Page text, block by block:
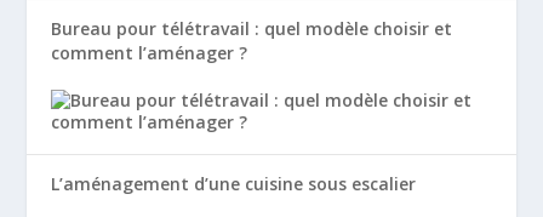
Bureau pour télétravail : quel modèle choisir et
comment l’aménager ?
L’aménagement d’une cuisine sous escalier